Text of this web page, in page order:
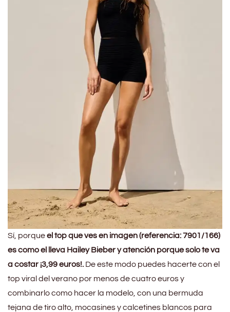
Sí, porqueel top que ves en imagen (referencia: 7901/166)
es como el lleva Hailey Bieber y atención porque solo te va
a costar ¡3,99 euros!. De este modo puedes hacerte con el
top viral del verano por menos de cuatro euros y
combinarlo como hacer la modelo, con una bermuda
tejana de tiro alto, mocasines y calcetines blancos para